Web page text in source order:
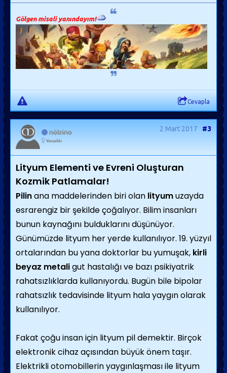
Gölgen misali yanındayım!
Cevapla
nötrino
Yasaklı
2 Mart 2017 #3
Lityum Elementi ve Evreni Oluşturan
Kozmik Patlamalar!
Pilinana maddelerinden biri olan lityumuzayda
esrarengiz bir şekilde çoğalıyor. Bilim insanları
bunun kaynağını bulduklarını düşünüyor.
Günümüzde lityum her yerde kullanılıyor. 19. yüzyıl
ortalarından bu yana doktorlar bu yumuşak, kirli
beyaz metaligut hastalığı ve bazı psikiyatrik
rahatsızlıklarda kullanıyordu. Bugün bile bipolar
rahatsızlık tedavisinde lityum hala yaygın olarak
kullanılıyor.
Fakat çoğu insan için lityum pil demektir. Birçok
elektronik cihaz açısından büyük önem taşır.
Elektrikli otomobillerin yaygınlaşması ile lityum